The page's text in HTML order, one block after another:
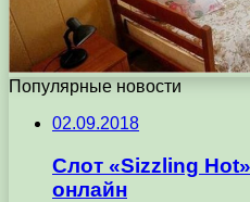
Популярные новости
02.09.2018
Слот «Sizzling
онлайн